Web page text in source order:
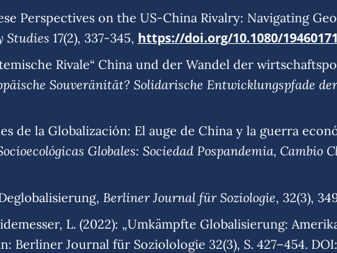
Perspectives on the US-China Rivalry: Navigating
Studies 17(2), 337-345, https://doi.org/10.1080/
Rivale“ China und der Wandel der
Souveränität? Solidarische Entwicklungspfade
de la Globalización: El auge de China y la guerra
Globales: Sociedad Pospandemia,
Berliner Journal für Soziologie, 32(3),
L. (2022): „Umkämpfte Globalisierung:
Berliner Journal für Soziolologie 32(3), S. 427–454. DOI: